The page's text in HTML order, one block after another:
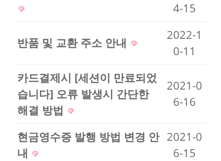
4-15
반품 및 교환 주소 안내
2022-1
0-11
카드결제시 [세션이 만료되었
습니다] 오류 발생시 간단한
해결 방법
2021-0
6-16
현금영수증 발행 방법 변경 안
내
2021-0
6-15